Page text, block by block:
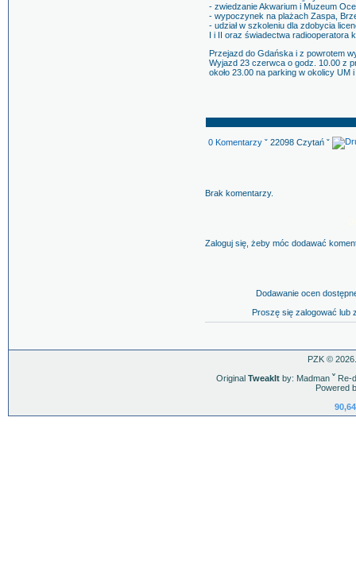
- zwiedzanie Akwarium i Muzeum
- wypoczynek na plażach Zaspa,
- udział w szkoleniu dla zdobycia
I i II oraz świadectwa radiooperatora
Przejazd do Gdańska i z powrotem
Wyjazd 23 czerwca o godz. 10.00 z
około 23.00 na parking w okolicy UM
0 Komentarzy ˇ 22098 Czytań ˇ
Brak komentarzy.
Zaloguj się, żeby móc dodawać
Dodawanie ocen
Proszę się zalogować lub
PZK ©
Original TweakItby: Madman ˇRe-
Powered